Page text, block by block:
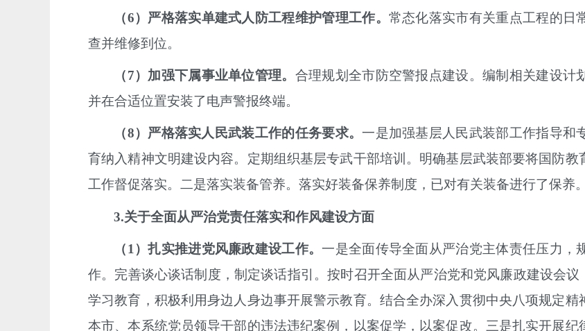
（6）严格落实单建式人防工程维护管理工作。 常态化落实市有关重点工程的日
查并维修到位。
（7）加强下属事业单位管理。 合理规划 全市防空警报点建设。编制相关建设计划
并在合适位置安装了电声警报终端。
（8）严格落实人民武装工作的任务要求。 一是加强基层人民武装部工作指导和
育纳入精神文明建设内容。定期组织基层专武干部培训。 明确基层武装部要将国防教
工作督促落实。二是落实装备管养。落实好装备保养制度，已对有关装备进行了保养。
3.关于全面从严治党责任落实和作风建设方面
（1 ）扎实推进党风廉政建设工作。 一是全面传导全面从严治党主体责任压力，
作。完善谈心谈话制度，制定谈话指引。按时召开全面从严治党和党风廉政建设会议
学习教育，积极利用身边人身边事开展警示教育。结合全办深入贯彻中央八项规定
本市、本系统党员领导干部的违法违纪案例，以案促学，以案促改。三是扎实开展